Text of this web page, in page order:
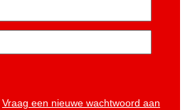
Vraag een nieuwe wachtwoord aan